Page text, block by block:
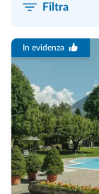
Filtra
In evidenza